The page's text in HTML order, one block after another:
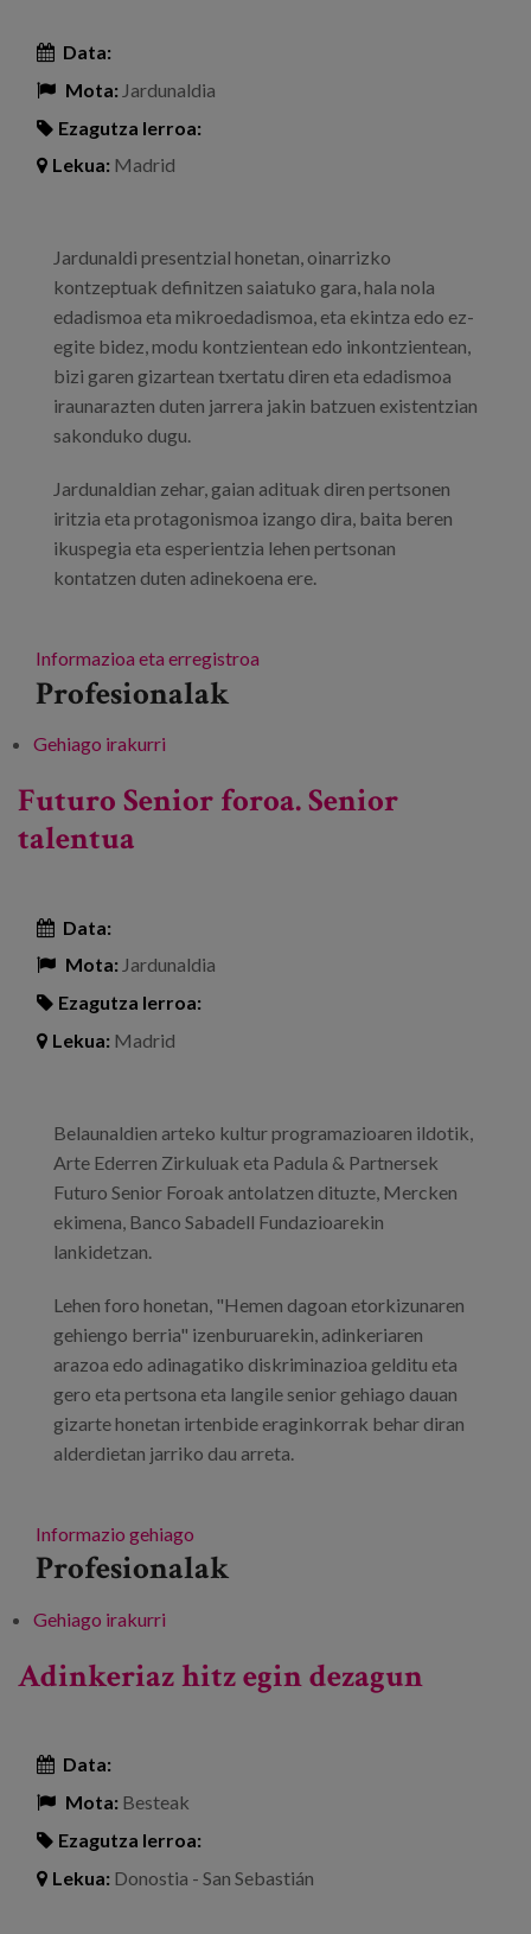
Data:
Mota: Jardunaldia
Ezagutza lerroa:
Lekua: Madrid
Jardunaldi presentzial honetan, oinarrizko
kontzeptuak definitzen saiatuko gara, hala nola
edadismoa eta mikroedadismoa, eta ekintza edo ez-
egite bidez, modu kontzientean edo inkontzientean,
bizi garen gizartean txertatu diren eta edadismoa
iraunarazten duten jarrera jakin batzuen existentzian
sakonduko dugu.
Jardunaldian zehar, gaian adituak diren pertsonen
iritzia eta protagonismoa izango dira, baita beren
ikuspegia eta esperientzia lehen pertsonan
kontatzen duten adinekoena ere.
Informazioa eta erregistroa
Profesionalak
Gehiago irakurri
Futuro Senior foroa. Senior
talentua
Data:
Mota: Jardunaldia
Ezagutza lerroa:
Lekua: Madrid
Belaunaldien arteko kultur programazioaren ildotik,
Arte Ederren Zirkuluak eta Padula & Partnersek
Futuro Senior Foroak antolatzen dituzte, Mercken
ekimena, Banco Sabadell Fundazioarekin
lankidetzan.
Lehen foro honetan, "Hemen dagoan etorkizunaren
gehiengo berria" izenburuarekin, adinkeriaren
arazoa edo adinagatiko diskriminazioa gelditu eta
gero eta pertsona eta langile senior gehiago dauan
gizarte honetan irtenbide eraginkorrak behar diran
alderdietan jarriko dau arreta.
Informazio gehiago
Profesionalak
Gehiago irakurri
Adinkeriaz hitz egin dezagun
Data:
Mota: Besteak
Ezagutza lerroa:
Lekua: Donostia - San Sebastián